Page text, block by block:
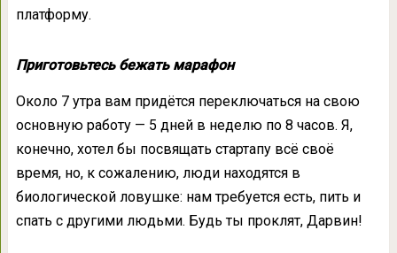
платформу.
Приготовьтесь бежать марафон
Около 7 утра вам придётся переключаться на свою
основную работу — 5 дней в неделю по 8 часов. Я,
конечно, хотел бы посвящать стартапу всё своё
время, но, к сожалению, люди находятся в
биологической ловушке: нам требуется есть, пить и
спать с другими людьми. Будь ты проклят, Дарвин!